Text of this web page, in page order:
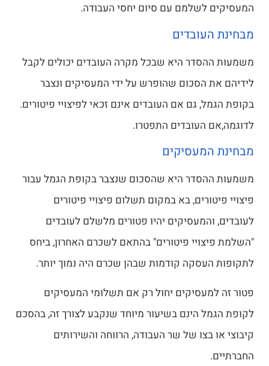
המעסיקים לשלמם עם סיום יחסי העבודה.
מבחינת העובדים
משמעות ההסדר היא שבכל מקרה העובדים יכולים לקבל
לידיהם את הסכום שהופרש על ידי המעסיקים ונצבר
בקופת הגמל, גם אם העובדים אינם זכאי לפיצויי פיטורים.
לדוגמה,אם העובדים התפטרו.
מבחינת המעסיקים
משמעות ההסדר היא שהסכום שנצבר בקופת הגמל עבור
פיצויי פיטורים, בא במקום תשלום פיצויי פיטורים
לעובדים, והמעסיקים יהיו פטורים מלשלם לעובדים
"השלמת פיצויי פיטורים​" בהתאם לשכרם האחרון, ביחס
לתקופות העסקה קודמות שבהן שכרם היה נמוך יותר.
פטור זה למעסיקים יחול רק אם תשלומי המעסיקים
לקופת הגמל הינם בשיעור מיוחד שנקבע לצורך זה, בהסכם
קיבוצי או בצו של שר העבודה, הרווחה והשירותים
החברתיים.